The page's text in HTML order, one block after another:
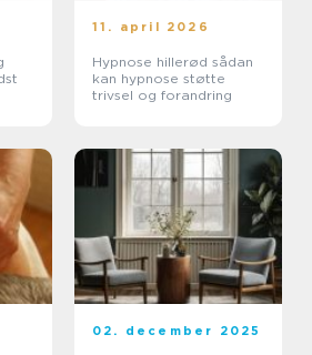
11. april 2026
Hypnose hillerød sådan
kan hypnose støtte
trivsel og forandring
02. december 2025